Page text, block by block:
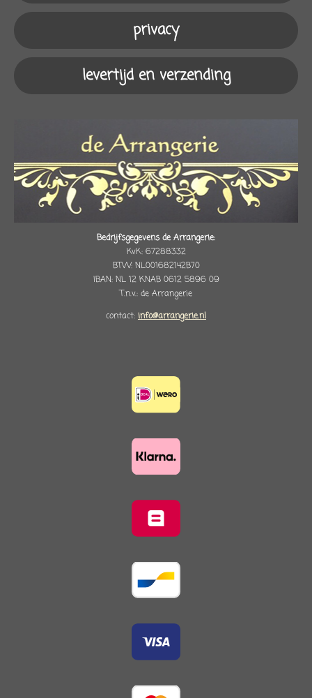
m
privacy
levertijd en verzending
Bedrijfsgegevens de Arrangerie:
KvK: 67288332
BTW: NL001682142B70
IBAN: NL 12 KNAB 0612 5896 09
T.n.v.: de Arrangerie
contact: info@arrangerie.nl